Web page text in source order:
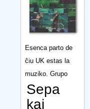
Esenca parto de
ĉiu UK estas la
muziko. Grupo
Sepa
kaj